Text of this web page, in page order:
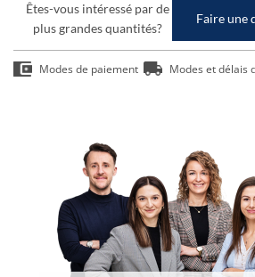
Êtes-vous intéressé par de
plus grandes quantités?
Faire une
Modes de paiement Modes et délais